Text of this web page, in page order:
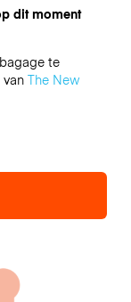
dit moment
te
The New